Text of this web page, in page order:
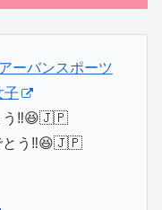
ーバンスポーツ
子
う‼️😆🇯🇵
とう‼️😆🇯🇵